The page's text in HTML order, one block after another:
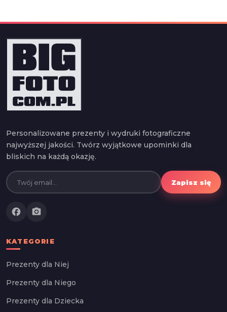
Personalizowane prezenty i wydruki fotograficzne
najwyższej jakości. Twórz wyjątkowe upominki dla
bliskich na każdą okazję.
Zapisz się
facebook photo_camera
KATEGORIE
Prezenty dla Niej
Prezenty dla Niego
Prezenty dla Dziecka